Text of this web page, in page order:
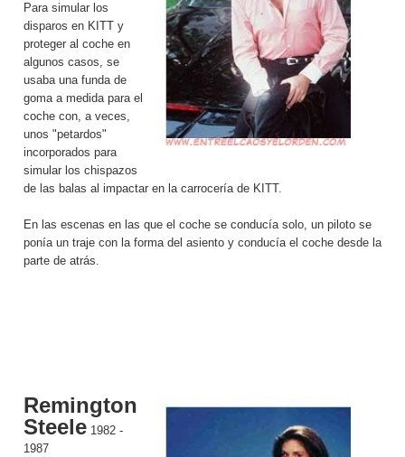
Para simular los
disparos en KITT y
proteger al coche en
algunos casos, se
usaba una funda de
goma a medida para el
coche con, a veces,
unos "petardos"
incorporados para
simular los chispazos
de las balas al impactar en la carrocería de KITT.
En las escenas en las que el coche se conducía solo, un piloto se
ponía un traje con la forma del asiento y conducía el coche desde la
parte de atrás.
Remington
Steele 1982 -
1987